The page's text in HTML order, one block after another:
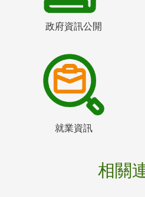
政府資訊公開
就業資訊
相關